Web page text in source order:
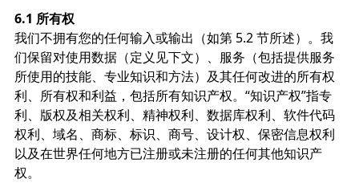
6.1 所有权
我们不拥有您的任何输入或输出（如第 5.2 节所述）。我
们保留对使用数据（定义见下文）、服务（包括提供服务
所使用的技能、专业知识和方法）及其任何改进的所有权
利、所有权和利益，包括所有知识产权。“知识产权”指专
利、版权及相关权利、精神权利、数据库权利、软件代码
权利、域名、商标、标识、商号、设计权、保密信息权利
以及在世界任何地方已注册或未注册的任何其他知识产
权。